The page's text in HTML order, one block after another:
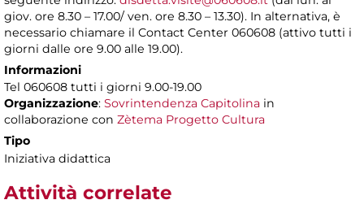
giov. ore 8.30 – 17.00/ ven. ore 8.30 – 13.30). In alternativa, è
necessario chiamare il Contact Center 060608 (attivo tutti i
giorni dalle ore 9.00 alle 19.00).
Informazioni
Tel 060608 tutti i giorni 9.00-19.00
Organizzazione: Sovrintendenza Capitolina in
collaborazione con Zètema Progetto Cultura
Tipo
Iniziativa didattica
Attività correlate